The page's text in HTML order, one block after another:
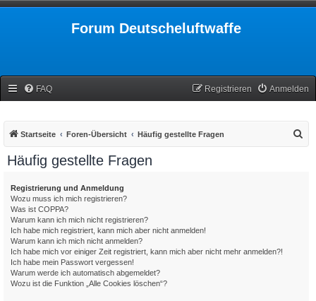
Forum Deutscheluftwaffe
FAQ Anmelden
Registrieren
Startseite Foren-Übersicht Häufig gestellte Fragen
Häufig gestellte Fragen
Registrierung und Anmeldung
Wozu muss ich mich registrieren?
Was ist COPPA?
Warum kann ich mich nicht registrieren?
Ich habe mich registriert, kann mich aber nicht anmelden!
Warum kann ich mich nicht anmelden?
Ich habe mich vor einiger Zeit registriert, kann mich aber nicht mehr anmelden?!
Ich habe mein Passwort vergessen!
Warum werde ich automatisch abgemeldet?
Wozu ist die Funktion „Alle Cookies löschen“?